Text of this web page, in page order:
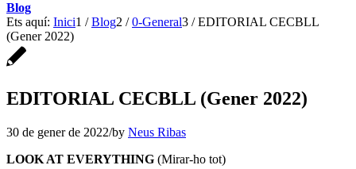
Blog
Ets aquí: Inici1 / Blog2 / 0-General3 / EDITORIAL CECBLL
(Gener 2022)
EDITORIAL CECBLL (Gener 2022)
30 de gener de 2022/by Neus Ribas
LOOK AT EVERYTHING (Mirar-ho tot)